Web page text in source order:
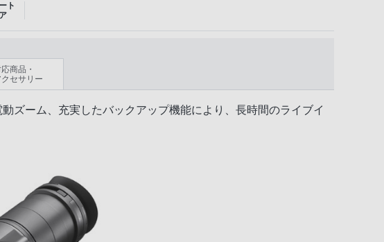
ト
商品・
クセサリー
ズーム、充実したバックアップ機能により、長時間のライブイ